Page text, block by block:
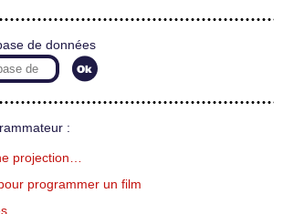
de données
:
projection…
programmer un film